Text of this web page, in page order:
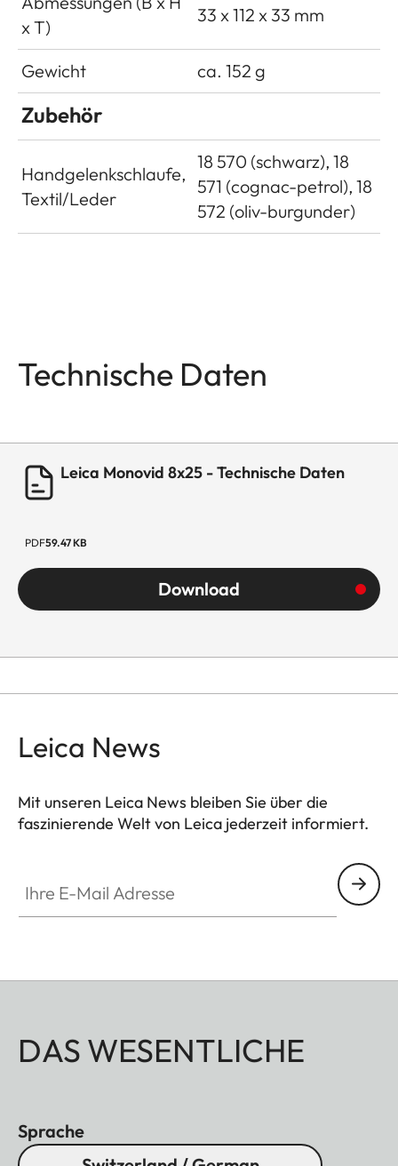
x T)
33 x 112 x 33 mm
Gewicht ca. 152 g
Zubehör
Handgelenkschlaufe,
Textil/Leder
18 570 (schwarz), 18
571 (cognac-petrol), 18
572 (oliv-burgunder)
Technische Daten
Leica Monovid 8x25 - Technische Daten
PDF59.47 KB
Download
Leica News
Mit unseren Leica News bleiben Sie über die
faszinierende Welt von Leica jederzeit informiert.
DAS WESENTLICHE
Sprache